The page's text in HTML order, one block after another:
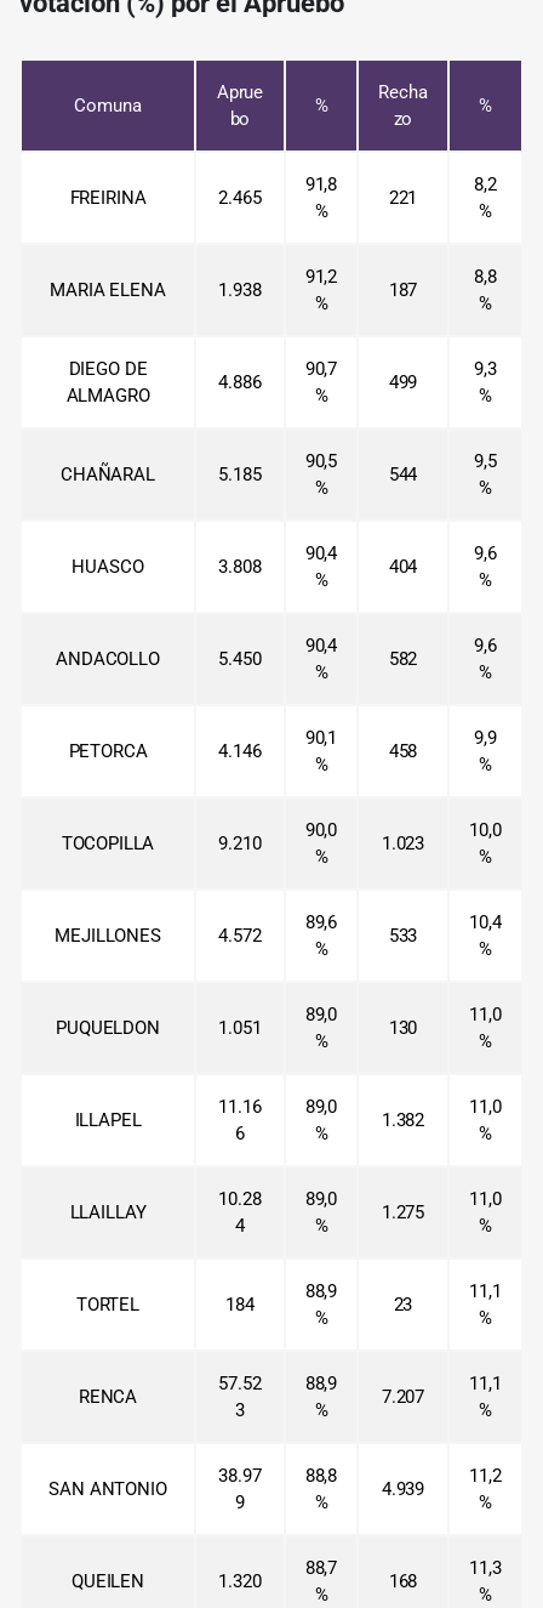
Comuna
Aprue
bo
%
Recha
zo
%
FREIRINA 2.465
91,8
%
221
8,2
%
MARIA ELENA 1.938
91,2
%
187
8,8
%
DIEGO DE
ALMAGRO
4.886
90,7
%
499
9,3
%
CHAÑARAL 5.185
90,5
%
544
9,5
%
HUASCO 3.808
90,4
%
404
9,6
%
ANDACOLLO 5.450
90,4
%
582
9,6
%
PETORCA 4.146
90,1
%
458
9,9
%
TOCOPILLA 9.210
90,0
%
1.023
10,0
%
MEJILLONES 4.572
89,6
%
533
10,4
%
PUQUELDON 1.051
89,0
%
130
11,0
%
ILLAPEL
11.16
6
89,0
%
1.382
11,0
%
LLAILLAY
10.28
4
89,0
%
1.275
11,0
%
TORTEL 184
88,9
%
23
11,1
%
RENCA
57.52
3
88,9
%
7.207
11,1
%
SAN ANTONIO
38.97
9
88,8
%
4.939
11,2
%
QUEILEN 1.320
88,7
%
168
11,3
%